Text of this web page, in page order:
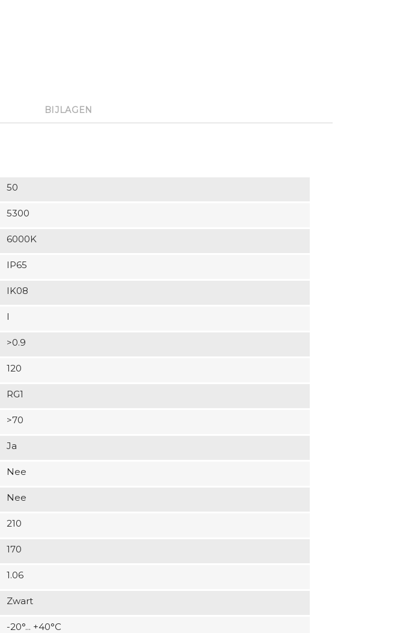
BIJLAGEN
50
5300
6000K
IP65
IK08
I
>0.9
120
RG1
>70
Ja
Nee
Nee
210
170
1.06
Zwart
-20°... +40°C